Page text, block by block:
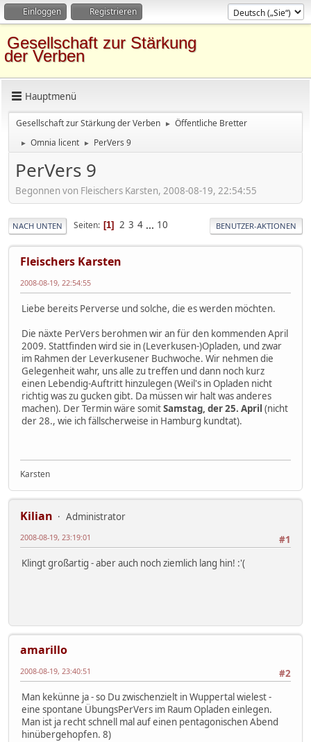
Einloggen Registrieren
Gesellschaft zur Stärkung
der Verben
Hauptmenü
Gesellschaft zur Stärkung der Verben ► Öffentliche Bretter
► Omnia licent ► PerVers 9
PerVers 9
Begonnen von Fleischers Karsten, 2008-08-19, 22:54:55
NACH UNTEN Seiten 1 2 3 4 ... 10 BENUTZER-AKTIONEN
Fleischers Karsten
2008-08-19, 22:54:55
Liebe bereits Perverse und solche, die es werden möchten.
Die näxte PerVers berohmen wir an für den kommenden April
2009. Stattfinden wird sie in (Leverkusen-)Opladen, und zwar
im Rahmen der Leverkusener Buchwoche. Wir nehmen die
Gelegenheit wahr, uns alle zu treffen und dann noch kurz
einen Lebendig-Auftritt hinzulegen (Weil's in Opladen nicht
richtig was zu gucken gibt. Da müssen wir halt was anderes
machen). Der Termin wäre somitSamstag, der 25. April (nicht
der 28., wie ich fällscherweise in Hamburg kundtat).
Karsten
Kilian
Administrator
#1
2008-08-19, 23:19:01
Klingt großartig - aber auch noch ziemlich lang hin! :'(
amarillo
#2
2008-08-19, 23:40:51
Man kekünne ja - so Du zwischenzielt in Wuppertal wielest -
eine spontane ÜbungsPerVers im Raum Opladen einlegen.
Man ist ja recht schnell mal auf einen pentagonischen Abend
hinübergehopfen. 8)